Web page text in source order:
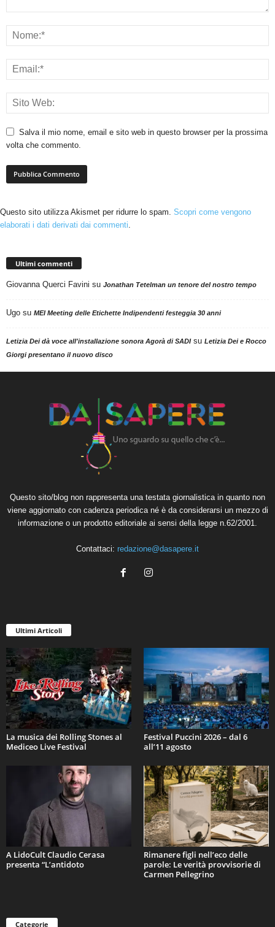
Salva il mio nome, email e sito web in questo browser per la prossima
volta che commento.
Questo sito utilizza Akismet per ridurre lo spam. Scopri come vengono
elaborati i dati derivati dai commenti.
Ultimi commenti
Giovanna Querci Favini su Jonathan Tetelman un tenore del nostro tempo
Ugo su MEI Meeting delle Etichette Indipendenti festeggia 30 anni
Letizia Dei dà voce all'installazione sonora Agorà di SADIsu Letizia Dei e Rocco
Giorgi presentano il nuovo disco
Questo sito/blog non rappresenta una testata giornalistica in quanto non
viene aggiornato con cadenza periodica né è da considerarsi un mezzo di
informazione o un prodotto editoriale ai sensi della legge n.62/2001.
Contattaci: redazione@dasapere.it
Ultimi Articoli
La musica dei Rolling Stones al
Mediceo Live Festival
Festival Puccini 2026 – dal 6
all’11 agosto
A LidoCult Claudio Cerasa
presenta “L’antidoto
Rimanere figli nell’eco delle
parole: Le verità provvisorie di
Carmen Pellegrino
Categorie